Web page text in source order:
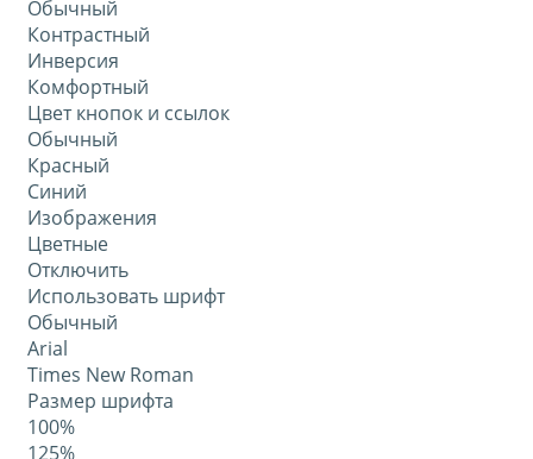
Обычный
Контрастный
Инверсия
Комфортный
Цвет кнопок и ссылок
Обычный
Красный
Синий
Изображения
Цветные
Отключить
Использовать шрифт
Обычный
Arial
Times New Roman
Размер шрифта
100%
125%